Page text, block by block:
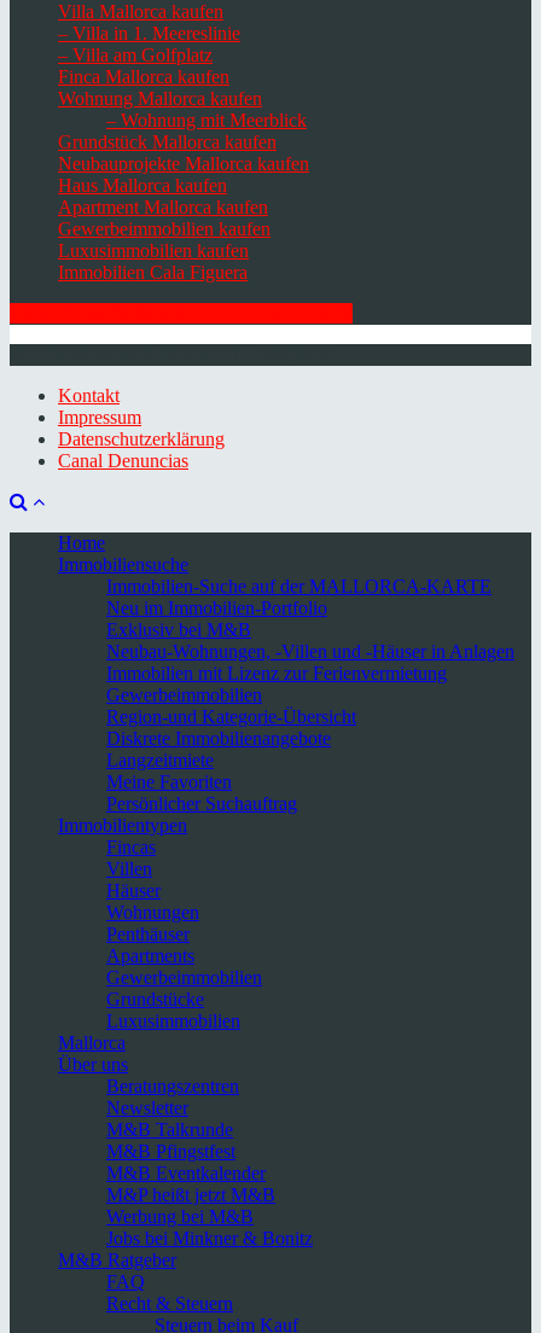
Villa Mallorca kaufen
– Villa in 1. Meereslinie
– Villa am Golfplatz
Finca Mallorca kaufen
Wohnung Mallorca kaufen
– Wohnung mit Meerblick
Grundstück Mallorca kaufen
Neubauprojekte Mallorca kaufen
Haus Mallorca kaufen
Apartment Mallorca kaufen
Gewerbeimmobilien kaufen
Luxusimmobilien kaufen
Immobilien Cala Figuera
Kontakt
Impressum
Datenschutzerklärung
Canal Denuncias
Home
Immobiliensuche
Immobilien-Suche auf der MALLORCA-KARTE
Neu im Immobilien-Portfolio
Exklusiv bei M&B
Neubau-Wohnungen, -Villen und -Häuser in Anlagen
Immobilien mit Lizenz zur Ferienvermietung
Gewerbeimmobilien
Region-und Kategorie-Übersicht
Diskrete Immobilienangebote
Langzeitmiete
Meine Favoriten
Persönlicher Suchauftrag
Immobilientypen
Fincas
Villen
Häuser
Wohnungen
Penthäuser
Apartments
Gewerbeimmobilien
Grundstücke
Luxusimmobilien
Mallorca
Über uns
Beratungszentren
Newsletter
M&B Talkrunde
M&B Pfingstfest
M&B Eventkalender
M&P heißt jetzt M&B
Werbung bei M&B
Jobs bei Minkner & Bonitz
M&B Ratgeber
FAQ
Recht & Steuern
Steuern beim Kauf